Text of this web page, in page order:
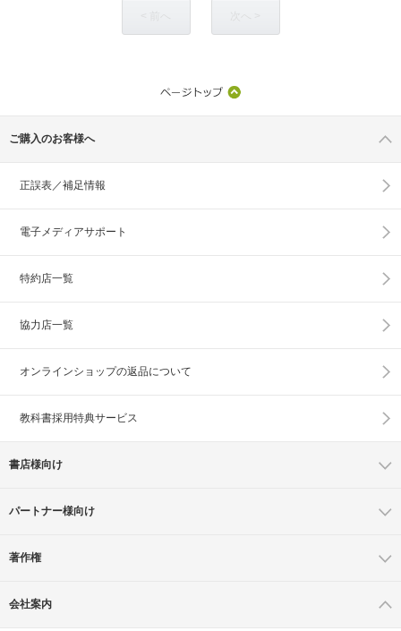
ご購入のお客様へ
正誤表／補足情報
電子メディアサポート
特約店一覧
協力店一覧
オンラインショップの返品について
教科書採用特典サービス
書店様向け
パートナー様向け
著作権
会社案内